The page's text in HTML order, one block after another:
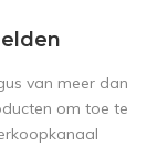
van meer dan
om toe te